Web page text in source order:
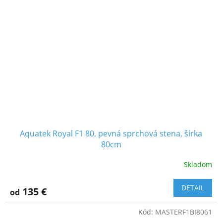
Aquatek Royal F1 80, pevná sprchová stena, šírka
80cm
Skladom
od 135 € DETAIL
Kód: MASTERF1BI8061